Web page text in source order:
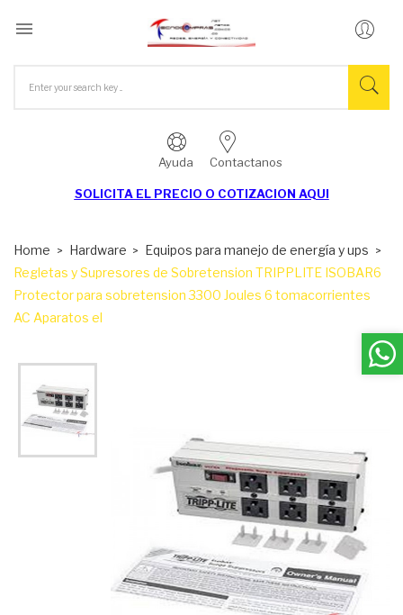

Ayuda Contactanos
SOLICITA EL PRECIO O COTIZACION AQUI
Home Hardware
Equipos para manejo de energía y ups
Regletas y Supresores de Sobretension TRIPPLITE ISOBAR6
Protector para sobretension 3300 Joules 6 tomacorrientes
AC Aparatos el